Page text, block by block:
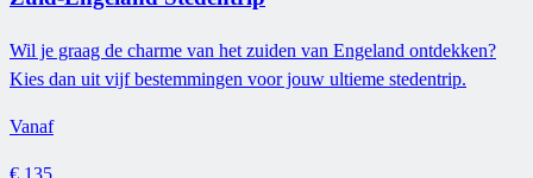
Wil je graag de charme van het zuiden van Engeland ontdekken?
Kies dan uit vijf bestemmingen voor jouw ultieme stedentrip.
Vanaf
€ 135